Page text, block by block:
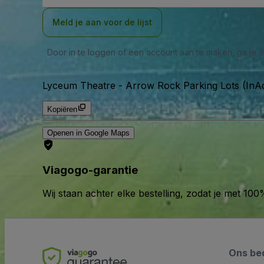
Meld je aan voor de lijst
Door in te loggen of een account aan te maken, ga je
Lyceum Theatre - Arrow Rock Parking Lots
Kopiëren
Openen in Google Maps
Viagogo-garantie
Wij staan achter elke bestelling, zodat je met
Ons